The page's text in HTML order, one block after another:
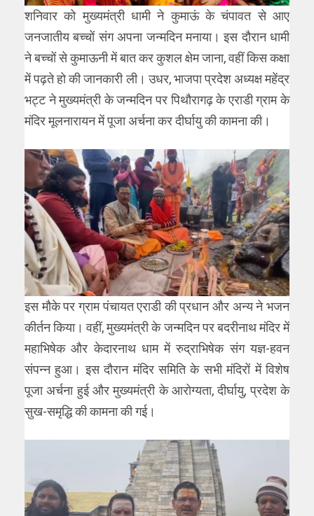
शनिवार को मुख्यमंत्री धामी ने कुमाऊं के चंपावत से आए
जनजातीय बच्चों संग अपना जन्मदिन मनाया। इस दौरान धामी
ने बच्चों से कुमाऊनी में बात कर कुशल क्षेम जाना, वहीं किस कक्षा
में पढ़ते हो की जानकारी ली। उधर, भाजपा प्रदेश अध्यक्ष महेंद्र
भट्ट ने मुख्यमंत्री के जन्मदिन पर पिथौरागढ़ के एराडी ग्राम के
मंदिर मूलनारायन में पूजा अर्चना कर दीर्घायु की कामना की।
इस मौके पर ग्राम पंचायत एराडी की प्रधान और अन्य ने भजन
कीर्तन किया। वहीं, मुख्यमंत्री के जन्मदिन पर बदरीनाथ मंदिर में
महाभिषेक और केदारनाथ धाम में रुद्राभिषेक संग यज्ञ-हवन
संपन्न हुआ। इस दौरान मंदिर समिति के सभी मंदिरों में विशेष
पूजा अर्चना हुई और मुख्यमंत्री के आरोग्यता, दीर्घायु, प्रदेश के
सुख-समृद्धि की कामना की गई।